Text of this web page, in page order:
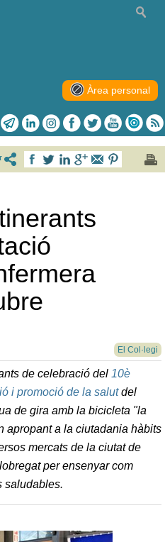
Àrea personal
El Col·legi
de celebració del 10è
i promoció de la salutdel
de gira amb la bicicleta "la
apropant a la ciutadania hàbits
mercats de la ciutat de
per ensenyar com
saludables.